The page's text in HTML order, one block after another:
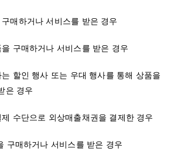
매하거나 서비스를 받은 경우
구매하거나 서비스를 받은 경우
할인 행사 또는 우대 행사를 통해 상품을
은 경우
수단으로 외상매출채권을 결제한 경우
구매하거나 서비스를 받은 경우